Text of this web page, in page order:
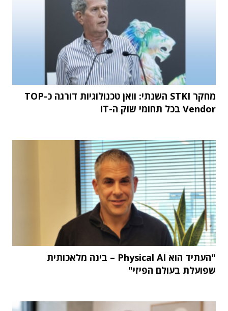
מחקר STKI השנתי: וואן טכנולוגיות דורגה כ-TOP
Vendor בכל תחומי שוק ה-IT
"העתיד הוא Physical AI – בינה מלאכותית
שפועלת בעולם הפיזי"